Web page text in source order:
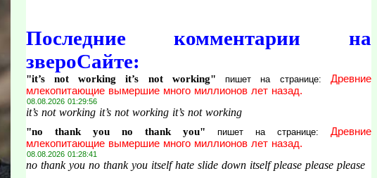
Последние комментарии на
звероСайте:
"it’s not working it’s not working" пишет на странице:Древние
млекопитающие вымершие много миллионов лет назад.
08.08.2026 01:29:56
it’s not working it’s not working it’s not working
"no thank you no thank you" пишет на странице:Древние
млекопитающие вымершие много миллионов лет назад.
08.08.2026 01:28:41
no thank you no thank you itself hate slide down itself please please please